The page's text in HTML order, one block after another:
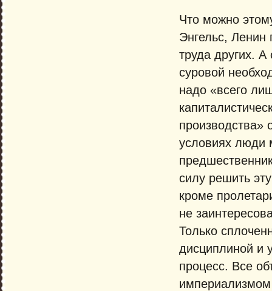
Что можно
Энгельс, Ленин
труда других.
суровой
надо «всего
производства»
условиях люди
силу решить
кроме
не
Только
дисциплиной и
процесс. Все